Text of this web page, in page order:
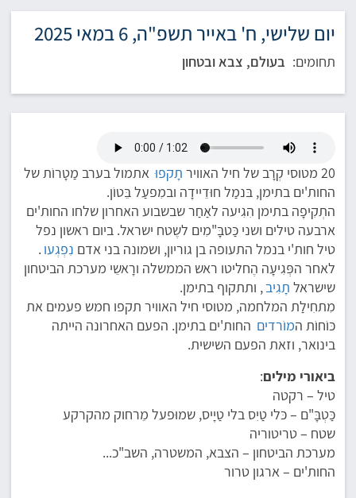
יום שלישי, ח' באייר תשפ"ה, 6 במאי 2025
תחומים: בעולם, צבא ובטחון
20 מטוסי קְרָב של חיל האוויר תָקפוּ אתמול בערב מַטָרוֹת של
החות'ים בתימן, בּנמַל חוּדֵיידָה ובמִפעַל בֵּטוֹן.
התְקִיפָה בתימן הִגִיעה לאַחַר שבשבוע האחרון שלחו החות'ים
ארבעה טילים ושני כַּטבָּ"מִים לשֶטח ישראל. ביום ראשון נפל
טיל חות'י בנמל התעופה בן גוריון, ושמונה בני אדם נִפְגְעו .
לאחר הפְּגִיעָה הֶחליטו ראש הממשלה ורָאשֵי מערכת הביטחון
שישראל תָגִיב, ותתקוף בתימן.
מִתחִילַת המלחמה, מטוסי חיל האוויר תקפו חמש פעמים את
כּוֹחוֹת המוֹרדים החות'ים בתימן. הפעם האחרונה הייתה
בינואר, וזאת הפעם השישית.
ביאורי מילים:
טיל – רקטה
כַּטְבָּ"ם – כּלי טַיִס בלי טַיָיס, שמוּפעל מֵרחוק מהקרקע
שטח – טריטוריה
מערכת הביטחון – הצבא, המשטרה, השב"כ...
החות'ים – ארגון טרור